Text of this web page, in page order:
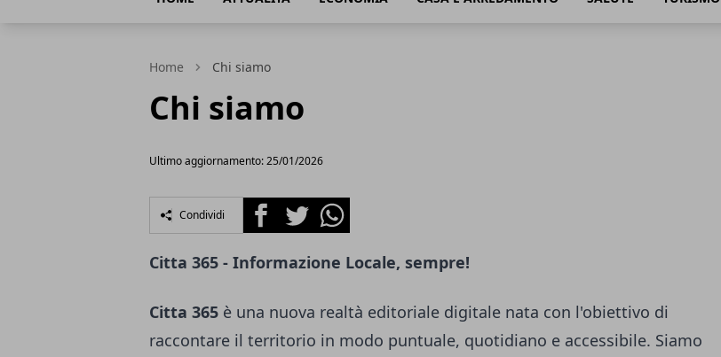
Home Chi siamo
Chi siamo
Ultimo aggiornamento: 25/01/2026
Condividi FacebookTwitterWhatsapp
Citta 365 - Informazione Locale, sempre!
Citta 365 è una nuova realtà editoriale digitale nata con l'obiettivo di
raccontare il territorio in modo puntuale, quotidiano e accessibile. Siamo